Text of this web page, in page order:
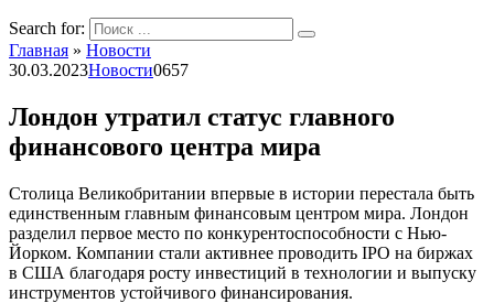
Search for:
Главная » Новости
30.03.2023Новости0657
Лондон утратил статус главного
финансового центра мира
Столица Великобритании впервые в истории перестала быть
единственным главным финансовым центром мира. Лондон
разделил первое место по конкурентоспособности с Нью-
Йорком. Компании стали активнее проводить IPO на биржах
в США благодаря росту инвестиций в технологии и выпуску
инструментов устойчивого финансирования.